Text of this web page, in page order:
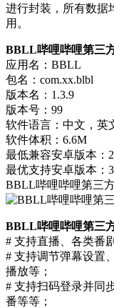
进行封装，所有数据
用。
BBLL哔哩哔哩第三
应用名：BBLL
包名：com.xx.blbl
版本名：1.3.9
版本号：99
软件语言：中文，英
软件体积：6.6M
最低兼容安卓版本：
最优支持安卓版本：
BBLL哔哩哔哩第三
BBLL哔哩哔哩第三
# 支持直播、各类番
# 支持调节弹幕设置
播放等；
# 支持扫码登录并同
番等等；